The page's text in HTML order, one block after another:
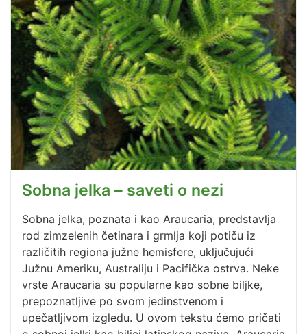
Sobna jelka – saveti o nezi
Sobna jelka, poznata i kao Araucaria, predstavlja
rod zimzelenih četinara i grmlja koji potiču iz
različitih regiona južne hemisfere, uključujući
Južnu Ameriku, Australiju i Pacifička ostrva. Neke
vrste Araucaria su popularne kao sobne biljke,
prepoznatljive po svom jedinstvenom i
upečatljivom izgledu. U ovom tekstu ćemo pričati